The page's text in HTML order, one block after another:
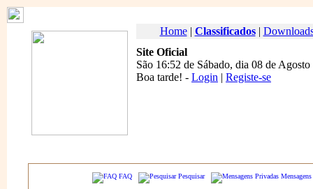
Home| Classificados|
Site Oficial
São 16:52 de Sábado, dia 08 de
Boa tarde! - Login | Registe-se
FAQ Pesquisar